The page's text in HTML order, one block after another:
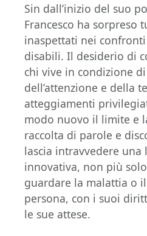
Sin dall’inizio del suo
Francesco ha sorpreso
inaspettati nei
disabili. Il desiderio di
chi vive in condizione
dell’attenzione e della
atteggiamenti
modo nuovo il limite e
raccolta di parole e
lascia intravvedere
innovativa, non più
guardare la malattia o
persona, con i suoi
le sue attese.